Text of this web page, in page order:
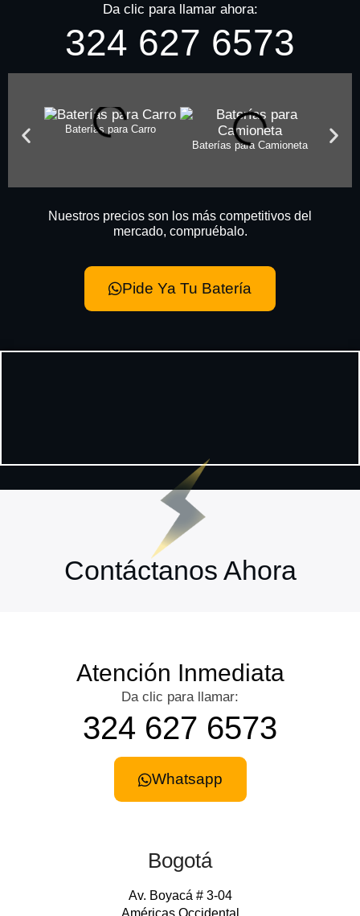
Da clic para llamar ahora:
324 627 6573
Baterías para Carro
Baterías para Camioneta
Nuestros precios son los más competitivos del
mercado, compruébalo.
Pide Ya Tu Batería
Contáctanos Ahora
Atención Inmediata
Da clic para llamar:
324 627 6573
Whatsapp
Bogotá
Av. Boyacá # 3-04